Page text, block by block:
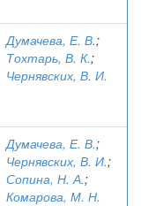
Думачева, Е. В.;
Тохтарь, В. К.;
Чернявских, В. И.
Думачева, Е. В.;
Чернявских, В. И.;
Сопина, Н. А.;
Комарова, М. Н.